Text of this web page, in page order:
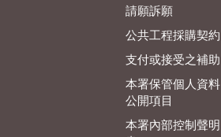
請願訴願
公共工程採購契約
支付或接受之補助
本署保管個人資料
公開項目
本署內部控制聲明